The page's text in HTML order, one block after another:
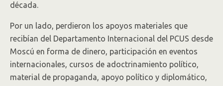
década.
Por un lado, perdieron los apoyos materiales que
recibían del Departamento Internacional del PCUS desde
Moscú en forma de dinero, participación en eventos
internacionales, cursos de adoctrinamiento político,
material de propaganda, apoyo político y diplomático,